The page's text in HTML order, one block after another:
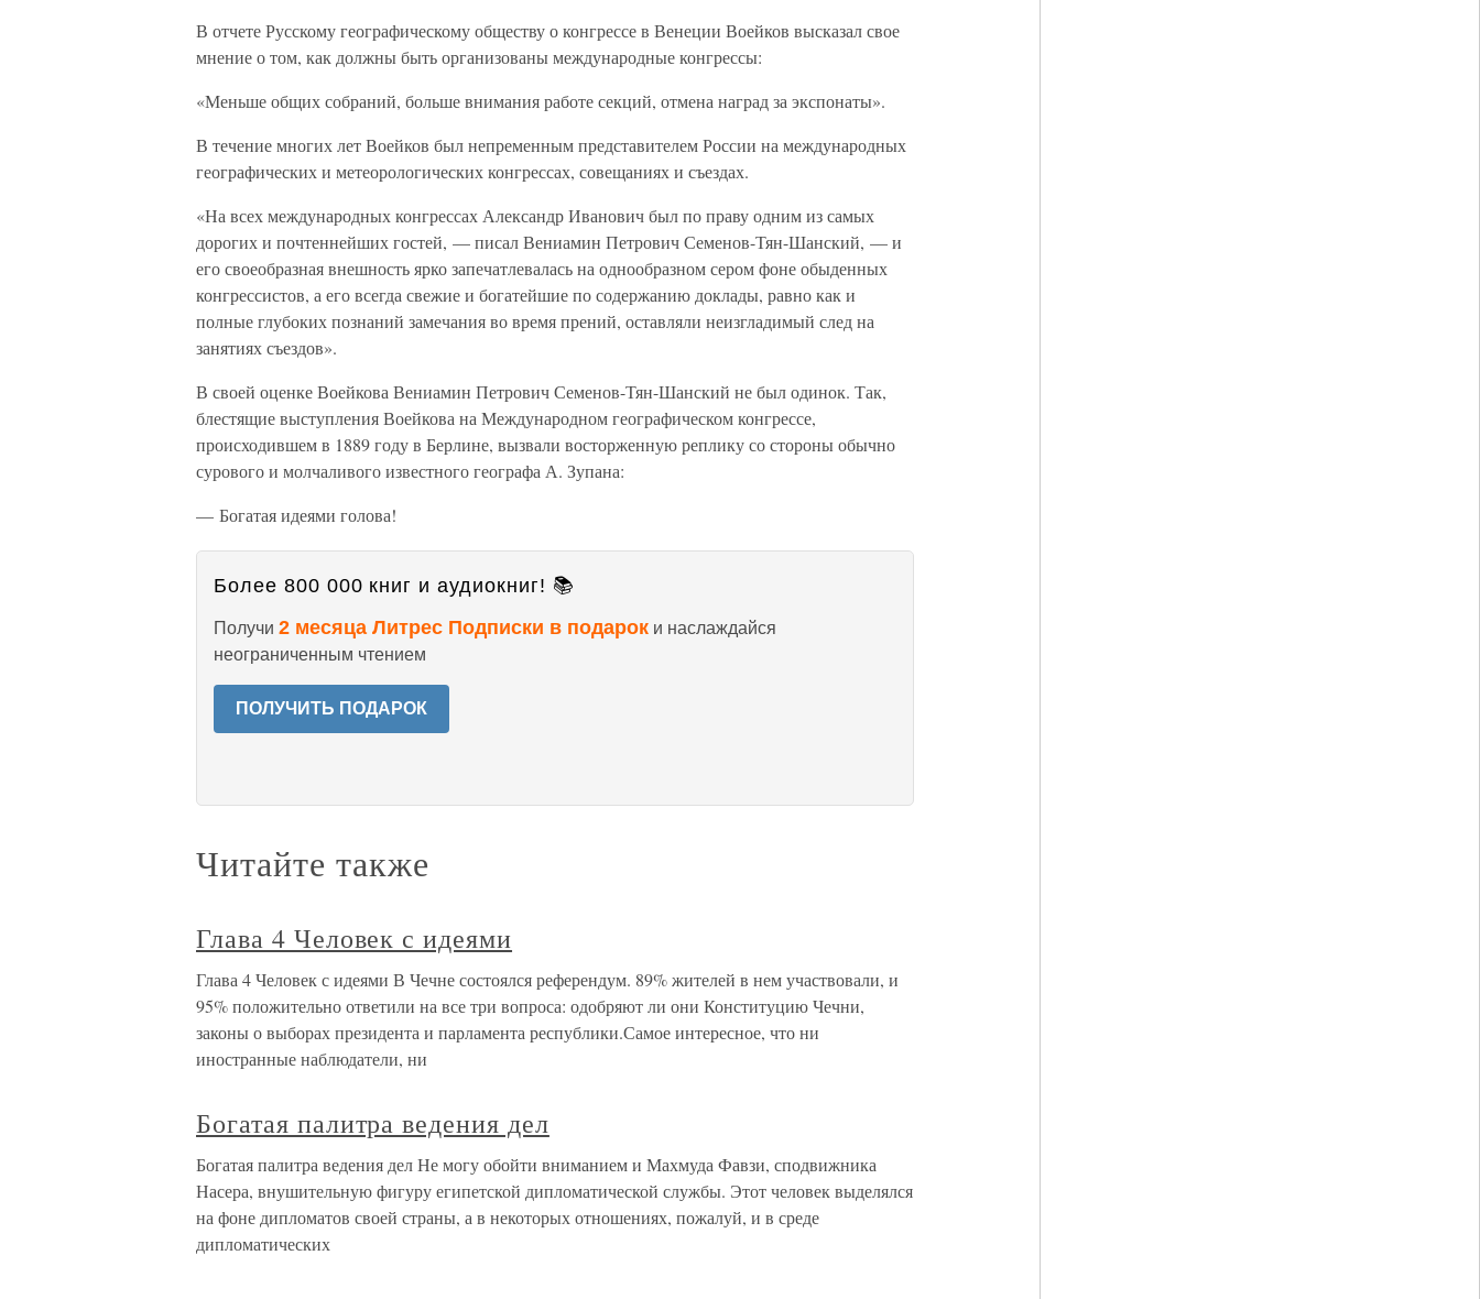
В отчете Русскому географическому обществу о конгрессе в Венеции Воейков высказал свое
мнение о том, как должны быть организованы международные конгрессы:
«Меньше общих собраний, больше внимания работе секций, отмена наград за экспонаты».
В течение многих лет Воейков был непременным представителем России на международных
географических и метеорологических конгрессах, совещаниях и съездах.
«На всех международных конгрессах Александр Иванович был по праву одним из самых
дорогих и почтеннейших гостей, — писал Вениамин Петрович Семенов-Тян-Шанский, — и
его своеобразная внешность ярко запечатлевалась на однообразном сером фоне обыденных
конгрессистов, а его всегда свежие и богатейшие по содержанию доклады, равно как и
полные глубоких познаний замечания во время прений, оставляли неизгладимый след на
занятиях съездов».
В своей оценке Воейкова Вениамин Петрович Семенов-Тян-Шанский не был одинок. Так,
блестящие выступления Воейкова на Международном географическом конгрессе,
происходившем в 1889 году в Берлине, вызвали восторженную реплику со стороны обычно
сурового и молчаливого известного географа А. Зупана:
— Богатая идеями голова!
Более 800 000 книг и аудиокниг! 📚
Получи 2 месяца Литрес Подписки в подарок и наслаждайся
неограниченным чтением
ПОЛУЧИТЬ ПОДАРОК
Читайте также
Глава 4 Человек с идеями
Глава 4 Человек с идеями В Чечне состоялся референдум. 89% жителей в нем участвовали, и
95% положительно ответили на все три вопроса: одобряют ли они Конституцию Чечни,
законы о выборах президента и парламента республики.Самое интересное, что ни
иностранные наблюдатели, ни
Богатая палитра ведения дел
Богатая палитра ведения дел Не могу обойти вниманием и Махмуда Фавзи, сподвижника
Насера, внушительную фигуру египетской дипломатической службы. Этот человек выделялся
на фоне дипломатов своей страны, а в некоторых отношениях, пожалуй, и в среде
дипломатических